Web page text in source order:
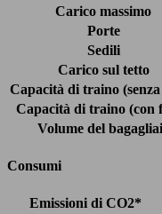
Carico massimo
Porte
Sedili
Carico sul tetto
Capacità di traino
Capacità di traino (con
Volume del
Consumi
Emissioni di CO2*